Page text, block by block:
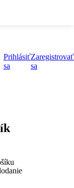
Prihlásiť
sa
Zaregistrovať
sa
cena košíku